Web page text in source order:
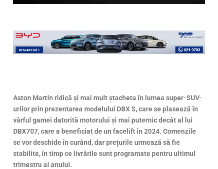
Aston Martin ridică și mai mult ștacheta în lumea super-SUV-
urilor prin prezentarea modelului DBX S, care se plasează în
vârful gamei datorită motorului și mai puternic decât al lui
DBX707, care a beneficiat de un facelift în 2024. Comenzile
se vor deschide în curând, dar prețurile urmează să fie
stabilite, în timp ce livrările sunt programate pentru ultimul
trimestru al anului.